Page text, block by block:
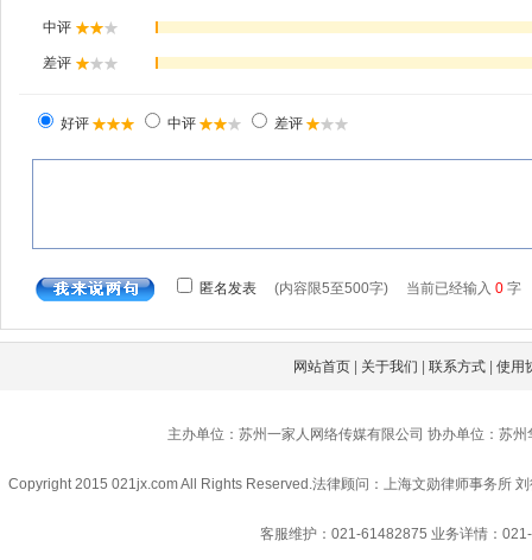
网站首页 | 关于我们 |联系方式 |使用
主办单位：苏州一家人网络传媒有限公司 协办单位：苏
Copyright 2015 021jx.com All Rights Reserved.法律顾问：上海文勋律师事务所
客服维护：021-61482875 业务详情：